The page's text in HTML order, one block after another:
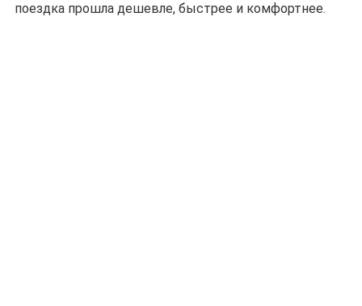
поездка прошла дешевле, быстрее и комфортнее.